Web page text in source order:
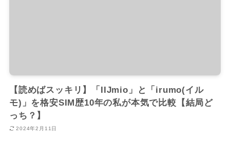
【読めばスッキリ】「IIJmio」と「irumo(イル
モ)」を格安SIM歴10年の私が本気で比較【結局ど
っち？】
2024年2月11日